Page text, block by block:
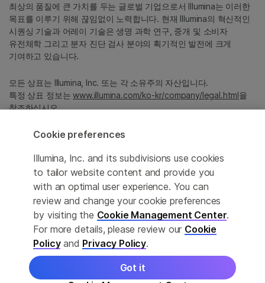
정확한 번역을 제공하고자 합당한 노력을 기울였으나, 자동 번역은
완벽하지 않으며, 그 목적 또한 원문을 대체하기 위함이 아닙니다.
공식 콘텐츠는 영문 버전의 원문 콘텐츠임을 참고 부탁드립니다.
최상의 품질에 큰 가치를 두는 글로벌 기업으로서 Illumina는 이러한
목표를 이루기 위해 끊임없이 노력합니다. 현재 Illumina의 혁신적인
시퀀싱 기술과 어레이 기술은 생명 과학 연구, 중개 및 소비자
유전체학 그리고 분자 진단 검사 분야의 획기적인 발전에 크게
기여하고 있습니다.
모든 상표는 Illumina, Inc. 또는 각 소유주의 자산입니다.
특정 상표 정보는www.illumina.com/ko-kr/company/legal.html을
참조하십시오.
Privacy Policy
© 2026 Illumina, Inc. All rights reserved.
Cookie preferences
Illumina, Inc. and its subdivisions use cookies
to tailor website content and provide you
with an optimal user experience. You can
review and change your cookie preferences
by visiting the Cookie Management Center.
For more details, please review our Cookie
Policyand Privacy Policy.
Got it